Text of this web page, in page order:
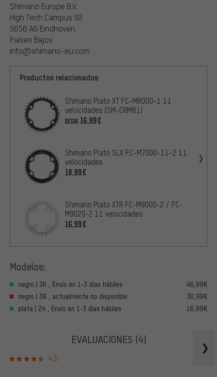
Shimano Europe B.V.
High Tech Campus 92
5656 AG Eindhoven
Países Bajos
info@shimano-eu.com
Productos relacionados
Shimano Plato XT FC-M8000-1 11
velocidades (SM-CRM81)
DESDE 16,99€
Shimano Plato SLX FC-M7000-11-2 11
velocidades
18,99€
Shimano Plato XTR FC-M9000-2 / FC-
M9020-2 11 velocidades
16,99€
Modelos:
negro | 36 , Envío en 1-3 días hábiles
46,99€
negro | 38 , actualmente no disponible
30,99€
plata | 24 , Envío en 1-3 días hábiles
16,99€
EVALUACIONES (4)
4.5